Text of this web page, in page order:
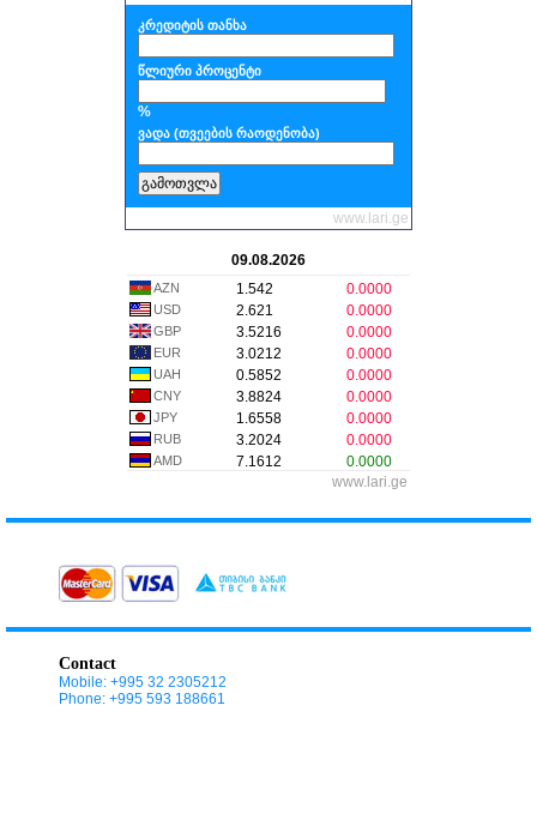
კრედიტის თანხა
წლიური პროცენტი
%
ვადა (თვეების რაოდენობა)
www.lari.ge
09.08.2026
AZN 1.542 0.0000
USD 2.621 0.0000
GBP 3.5216 0.0000
EUR 3.0212 0.0000
UAH 0.5852 0.0000
CNY 3.8824 0.0000
JPY 1.6558 0.0000
RUB 3.2024 0.0000
AMD 7.1612
0.0000
www.lari.ge
Contact
Mobile: +995 32 2305212
Phone: +995 593 188661